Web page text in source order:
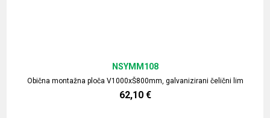
Obična montažna ploča V1000xŠ800mm, galvanizirani čelični lim
NSYMM108
62,10 €